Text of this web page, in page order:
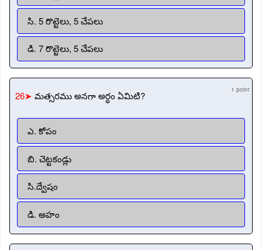
సి. 5 రొట్టెలు, 5 చేపలు
డి. 7 రొట్టెలు, 5 చేపలు
26➤ మత్సరము అనగా అర్ధం ఏమిటి? 1 point
ఎ. కోపం
బి. చెట్టకండ్లు
సి.ద్వేషం
డి. అహం